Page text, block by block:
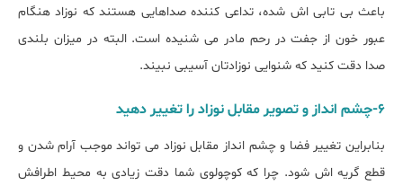
باعث بی تابی اش شده، تداعی کننده صداهایی هستند که نوزاد هنگام
عبور خون از جفت در رحم مادر می شنیده است. البته در میزان بلندی
صدا دقت کنید که شنوایی نوزادتان آسیبی نبیند.
6-چشم انداز و تصویر مقابل نوزاد را تغییر دهید
بنابراین تغییر فضا و چشم انداز مقابل نوزاد می تواند موجب آرام شدن و
قطع گریه اش شود. چرا که کوچولوی شما دقت زیادی به محیط اطرافش